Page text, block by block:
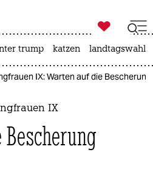
ich
ich

taz zahl ich
trump katzen landtagswahl
IX: Warten auf die Bescherung
IX